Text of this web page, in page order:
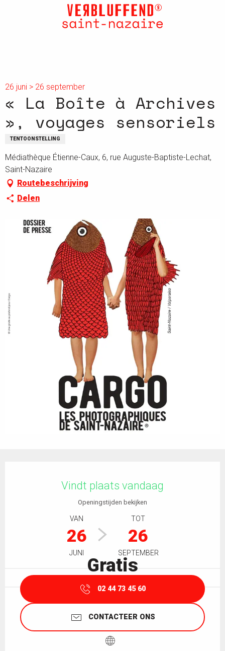
26 juni > 26 september
« La Boîte à Archives
», voyages sensoriels
TENTOONSTELLING
Médiathèque Étienne-Caux, 6, rue Auguste-Baptiste-Lechat,
Saint-Nazaire
Routebeschrijving
Delen
Vindt plaats vandaag
Openingstijden bekijken
VAN
26
JUNI
TOT
26
SEPTEMBER
Gratis
02 44 73 45 60
CONTACTEER ONS